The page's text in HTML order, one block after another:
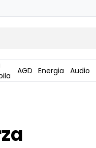
AGD Energia Audio